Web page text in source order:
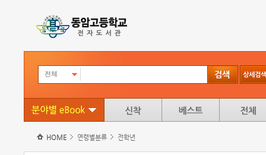
전체
HOME 연령별분류 전학년